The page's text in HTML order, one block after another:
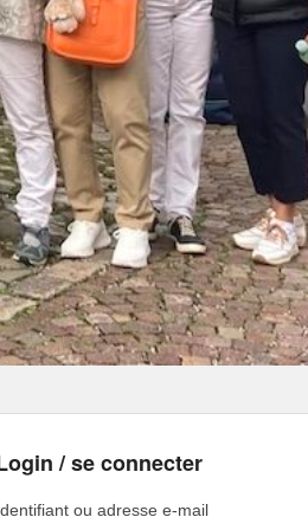
/ se connecter
ou adresse e-mail